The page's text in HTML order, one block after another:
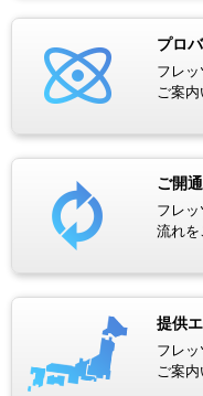
プロ
フレ
ご案内
ご開
フレ
流れを
提供
フレ
ご案内